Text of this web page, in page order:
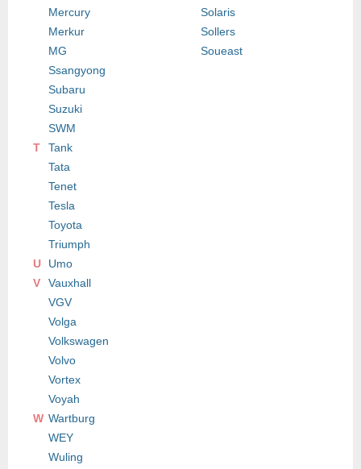
Mercury
Merkur
MG
Solaris
Sollers
Soueast
Ssangyong
Subaru
Suzuki
SWM
T
Tank
Tata
Tenet
Tesla
Toyota
Triumph
U
Umo
V
Vauxhall
VGV
Volga
Volkswagen
Volvo
Vortex
Voyah
W Wartburg
WEY
Wuling